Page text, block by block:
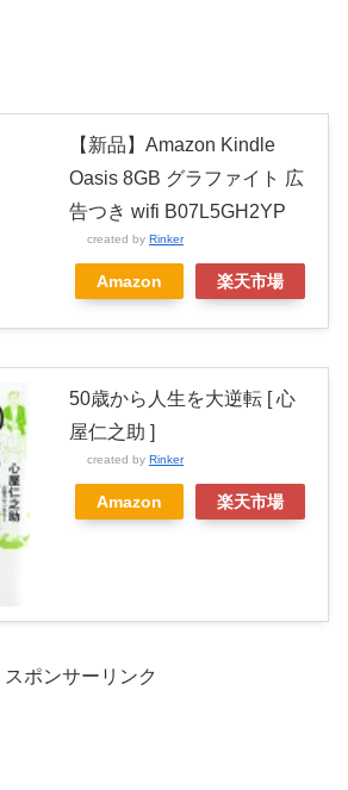
【新品】Amazon Kindle
Oasis 8GB グラファイト 広
告つき wifi B07L5GH2YP
created by Rinker
Amazon 楽天市場
50歳から人生を大逆転 [ 心
屋仁之助 ]
created by Rinker
Amazon 楽天市場
スポンサーリンク